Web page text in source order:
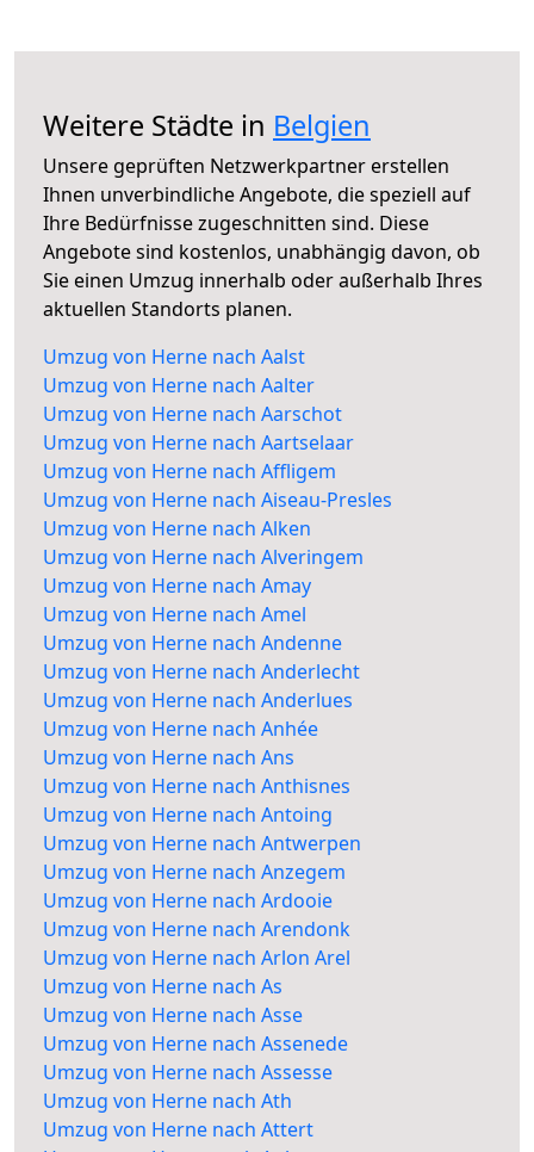
Weitere Städte in Belgien
Unsere geprüften Netzwerkpartner erstellen
Ihnen unverbindliche Angebote, die speziell auf
Ihre Bedürfnisse zugeschnitten sind. Diese
Angebote sind kostenlos, unabhängig davon, ob
Sie einen Umzug innerhalb oder außerhalb Ihres
aktuellen Standorts planen.
Umzug von Herne nach Aalst
Umzug von Herne nach Aalter
Umzug von Herne nach Aarschot
Umzug von Herne nach Aartselaar
Umzug von Herne nach Affligem
Umzug von Herne nach Aiseau-Presles
Umzug von Herne nach Alken
Umzug von Herne nach Alveringem
Umzug von Herne nach Amay
Umzug von Herne nach Amel
Umzug von Herne nach Andenne
Umzug von Herne nach Anderlecht
Umzug von Herne nach Anderlues
Umzug von Herne nach Anhée
Umzug von Herne nach Ans
Umzug von Herne nach Anthisnes
Umzug von Herne nach Antoing
Umzug von Herne nach Antwerpen
Umzug von Herne nach Anzegem
Umzug von Herne nach Ardooie
Umzug von Herne nach Arendonk
Umzug von Herne nach Arlon Arel
Umzug von Herne nach As
Umzug von Herne nach Asse
Umzug von Herne nach Assenede
Umzug von Herne nach Assesse
Umzug von Herne nach Ath
Umzug von Herne nach Attert